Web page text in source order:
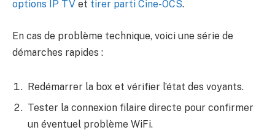
options IP TV et tirer parti Cine-OCS.
En cas de problème technique, voici une série de
démarches rapides :
Redémarrer la box et vérifier l’état des voyants.
Tester la connexion filaire directe pour confirmer
un éventuel problème WiFi.